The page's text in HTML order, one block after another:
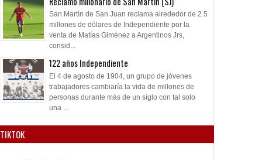
San Martín de San Juan reclama alrededor de 2.5
millones de dólares de Independiente por la
venta de Matías Giménez a Argentinos Jrs,
consid...
122 años Independiente
El 4 de agosto de 1904, un grupo de jóvenes
trabajadores cambiaría la vida de millones de
personas durante más de un siglo con tal solo
una ...
TIKTOK